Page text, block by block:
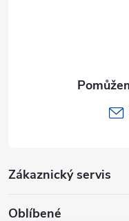
Zákaznický servis
Oblíbené